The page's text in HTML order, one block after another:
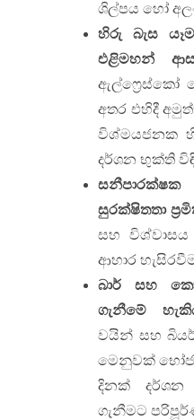
ශිල්පය හෝ
හිරු බැස
එළිමහන්
ඇල්ෆ්‍රෙස්කෝ
අතර එහිදී
විශ්මයජනක
දර්ශන භුක්ති
සනීපාරක්ෂක
සුරක්ෂිතතා
සහ
ආහාර
බාර් සහ
ගැනීමේ
වයින් සහ
මෙනුවක්
දිනක් දර්ශන
ගැනීමට